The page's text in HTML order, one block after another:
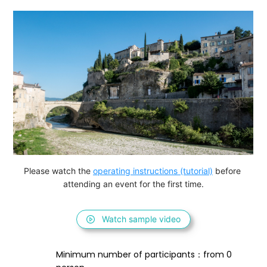
Please watch the operating instructions (tutorial) before
attending an event for the first time.
Watch sample video
Minimum number of participants：from 0